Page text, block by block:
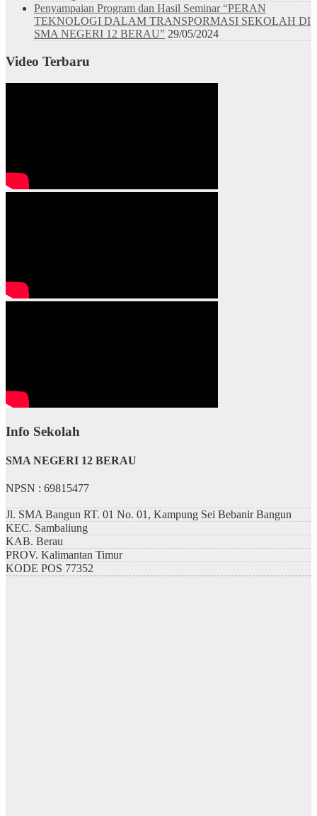
Penyampaian Program dan Hasil Seminar “PERAN
TEKNOLOGI DALAM TRANSPORMASI SEKOLAH DI
SMA NEGERI 12 BERAU” 29/05/2024
Video Terbaru
Info Sekolah
SMA NEGERI 12 BERAU
NPSN : 69815477
Jl. SMA Bangun RT. 01 No. 01, Kampung Sei Bebanir Bangun
KEC. Sambaliung
KAB. Berau
PROV. Kalimantan Timur
KODE POS 77352